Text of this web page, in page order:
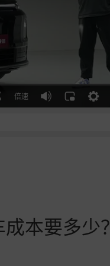
倍速
本要多少？